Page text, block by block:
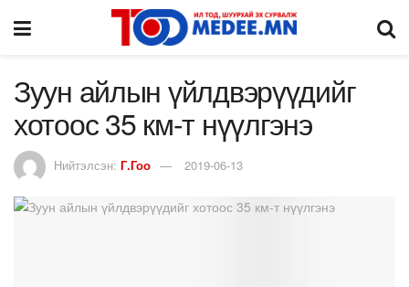
Зуун айлын үйлдвэрүүдийг
хотоос 35 км-т нүүлгэнэ
Нийтэлсэн: Г.Гоо 2019-06-13